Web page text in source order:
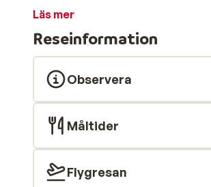
du stranden där du kan luta dig
havet. Mat & dryck I närliggande
långt ifrån mat och dryck och får
internationella rätter.
pittoresk by som är rik på
botaniska trädgården.
För att maximera din äventyrliga
dess gömda pärlor.
Läs mer
Reseinformation
Observera
Måltider
Flygresan